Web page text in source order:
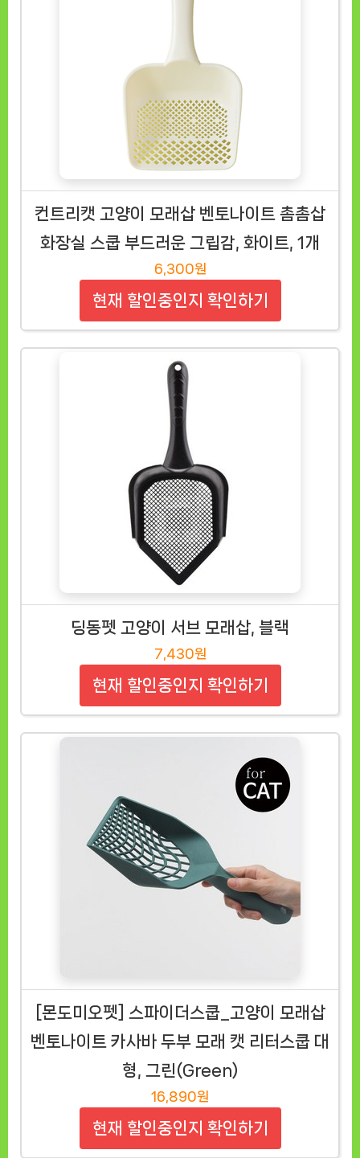
컨트리캣 고양이 모래삽 벤토나이트 촘촘삽
화장실 스쿱 부드러운 그립감, 화이트, 1개
6,300원
현재 할인중인지 확인하기
딩동펫 고양이 서브 모래삽, 블랙
7,430원
현재 할인중인지 확인하기
[몬도미오펫] 스파이더스쿱_고양이 모래삽
벤토나이트 카사바 두부 모래 캣 리터스쿱 대
형, 그린(Green)
16,890원
현재 할인중인지 확인하기